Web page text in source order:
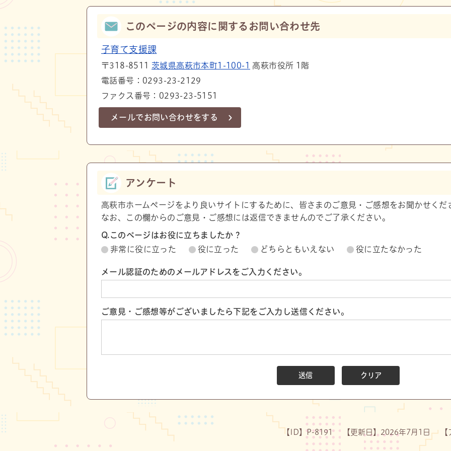
このページの内容に関するお問い合わせ先
子育て支援課
〒318-8511 茨城県高萩市本町1-100-1
高萩市役所 1階
電話番号：0293-23-2129
ファクス番号：0293-23-5151
メールでお問い合わせをする
アンケート
高萩市ホームページをより良いサイトにするために、皆さまのご意見・ご感想をお聞かせくだ
なお、この欄からのご意見・ご感想には返信できませんのでご了承ください。
Q.このページはお役に立ちましたか？
非常に役に立った
役に立った どちらともいえない 役に立たなかった
メール認証のためのメールアドレスをご入力ください。
ご意見・ご感想等がございましたら下記をご入力し送信ください。
【ID】P-8191 【更新日】 2026年7月1日